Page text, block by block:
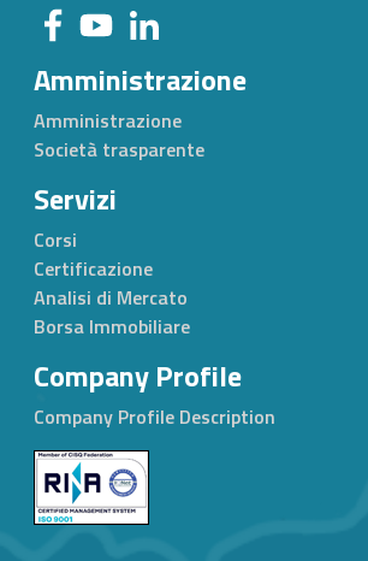
Amministrazione
Amministrazione
Società trasparente
Servizi
Corsi
Certificazione
Analisi di Mercato
Borsa Immobiliare
Company Profile
Company Profile Description